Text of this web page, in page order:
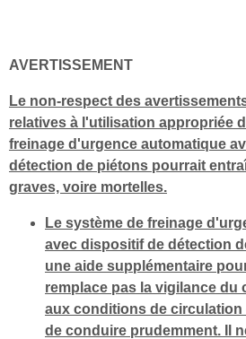
AVERTISSEMENT
Le non-respect des
relatives à l'utilisation appropriée
freinage d'urgence automatique
détection de piétons pourrait
graves, voire mortelles.
Le système de freinage
avec dispositif de détection
une aide supplémentaire
remplace pas la vigilance du
aux conditions de
de conduire prudemment. Il